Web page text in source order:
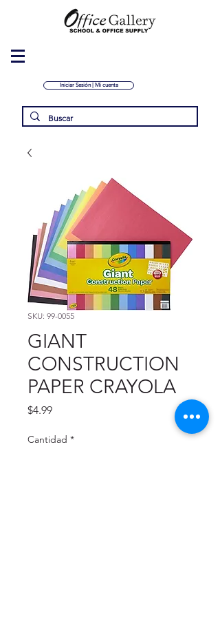
Iniciar Sesión | Mi cuenta
SKU: 99-0055
GIANT
CONSTRUCTION
PAPER CRAYOLA
$4.99Precio
Cantidad *